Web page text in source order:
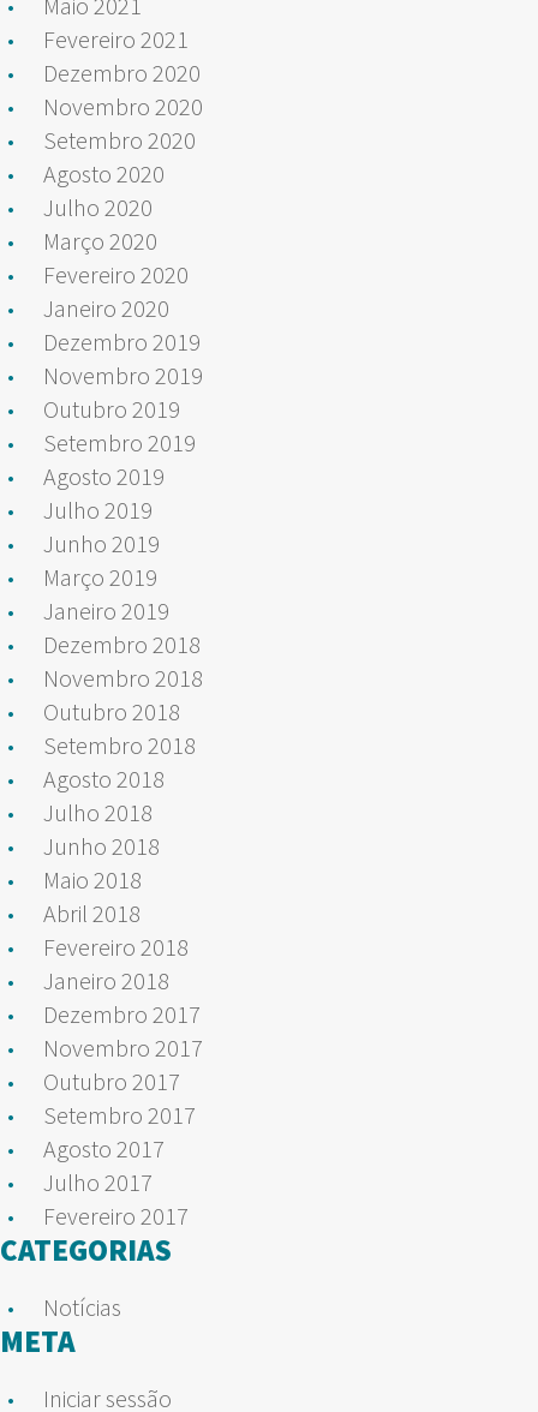
Fevereiro 2021
Dezembro 2020
Novembro 2020
Setembro 2020
Agosto 2020
Julho 2020
Março 2020
Fevereiro 2020
Janeiro 2020
Dezembro 2019
Novembro 2019
Outubro 2019
Setembro 2019
Agosto 2019
Julho 2019
Junho 2019
Março 2019
Janeiro 2019
Dezembro 2018
Novembro 2018
Outubro 2018
Setembro 2018
Agosto 2018
Julho 2018
Junho 2018
Maio 2018
Abril 2018
Fevereiro 2018
Janeiro 2018
Dezembro 2017
Novembro 2017
Outubro 2017
Setembro 2017
Agosto 2017
Julho 2017
Fevereiro 2017
CATEGORIAS
Notícias
META
Iniciar sessão